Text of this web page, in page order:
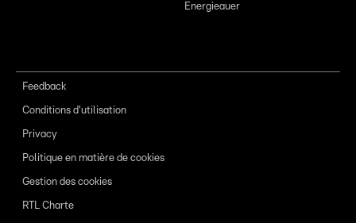
Energieauer
Feedback
Conditions d'utilisation
Privacy
Politique en matière de cookies
Gestion des cookies
RTL Charte